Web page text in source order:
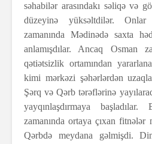
səhabilər arasındakı səliqə və
düzeyinə yüksəltdilər.
zamanında Mədinədə saxta
anlamışdılar. Ancaq Osman
qətiətsizlik ortamından
kimi mərkəzi şəhərlərdən
Şərq və Qərb tərəflərinə
yayqınlaşdırmaya
zamanında ortaya çıxan
Qərbdə meydana gəlmişdi.